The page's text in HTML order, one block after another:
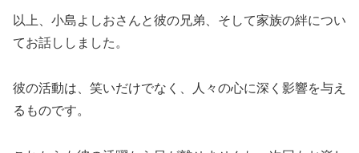
以上、小島よしおさんと彼の兄弟、そして家族の絆につい
てお話ししました。
彼の活動は、笑いだけでなく、人々の心に深く影響を与え
るものです。